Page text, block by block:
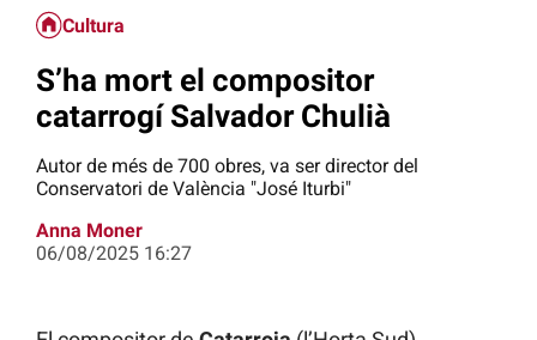
Cultura
S’ha mort el compositor
catarrogí Salvador Chulià
Autor de més de 700 obres, va ser director del
Conservatori de València "José Iturbi"
Anna Moner
06/08/2025 16:27